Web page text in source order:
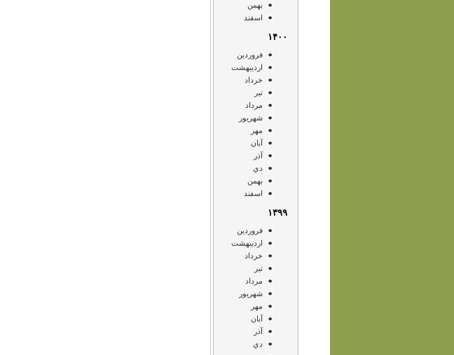
بهمن
اسفند
۱۴۰۰
فروردين
ارديبهشت
خرداد
تير
مرداد
شهريور
مهر
آبان
آذر
دي
بهمن
اسفند
۱۳۹۹
فروردين
ارديبهشت
خرداد
تير
مرداد
شهريور
مهر
آبان
آذر
دي